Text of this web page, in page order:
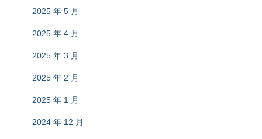
2025 年 5 月
2025 年 4 月
2025 年 3 月
2025 年 2 月
2025 年 1 月
2024 年 12 月